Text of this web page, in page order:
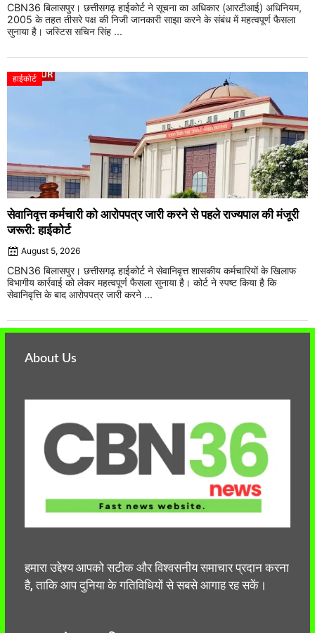
CBN36 बिलासपुर। छत्तीसगढ़ हाईकोर्ट ने सूचना का अधिकार (आरटीआई) अधिनियम,
2005 के तहत तीसरे पक्ष की निजी जानकारी साझा करने के संबंध में महत्वपूर्ण फैसला
सुनाया है। जस्टिस सचिन सिंह ...
हाईकोर्ट
सेवानिवृत्त कर्मचारी को आरोपपत्र जारी करने से पहले राज्यपाल की मंजूरी
जरूरी: हाईकोर्ट
August 5, 2026
CBN36 बिलासपुर। छत्तीसगढ़ हाईकोर्ट ने सेवानिवृत्त शासकीय कर्मचारियों के खिलाफ
विभागीय कार्रवाई को लेकर महत्वपूर्ण फैसला सुनाया है। कोर्ट ने स्पष्ट किया है कि
सेवानिवृत्ति के बाद आरोपपत्र जारी करने ...
About Us
हमारा उद्देश्य आपको सटीक और विश्वसनीय समाचार प्रदान करना
है, ताकि आप दुनिया के गतिविधियों से सबसे आगाह रह सकें।